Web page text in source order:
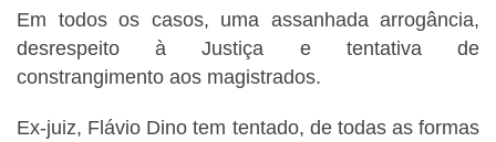
Em todos os casos, uma assanhada arrogância,
desrespeito à Justiça e tentativa de
constrangimento aos magistrados.
Ex-juiz, Flávio Dino tem tentado, de todas as formas